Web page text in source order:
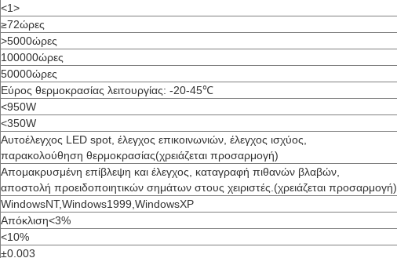
<1>
≥72ώρες
>5000ώρες
100000ώρες
50000ώρες
Εύρος θερμοκρασίας λειτουργίας: -20-45℃
<950W
<350W
Αυτοέλεγχος LED spot, έλεγχος επικοινωνιών, έλεγχος ισχύος,
παρακολούθηση θερμοκρασίας(χρειάζεται προσαρμογή)
Απομακρυσμένη επίβλεψη και έλεγχος, καταγραφή πιθανών βλαβών,
αποστολή προειδοποιητικών σημάτων στους χειριστές.(χρειάζεται προσαρμογή)
WindowsNT,Windows1999,WindowsXP
Απόκλιση<3%
<10%
±0.003